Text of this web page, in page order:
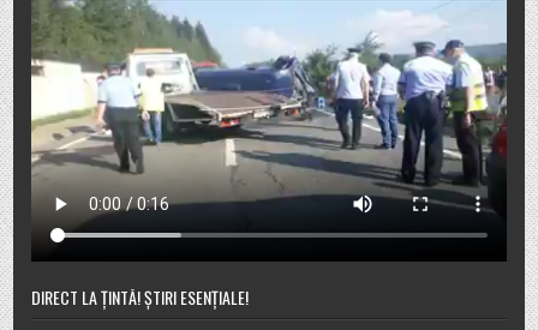
DIRECT LA ȚINTĂ! ȘTIRI ESENȚIALE!